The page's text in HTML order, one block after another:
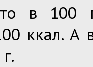
то в 100
ккал. А